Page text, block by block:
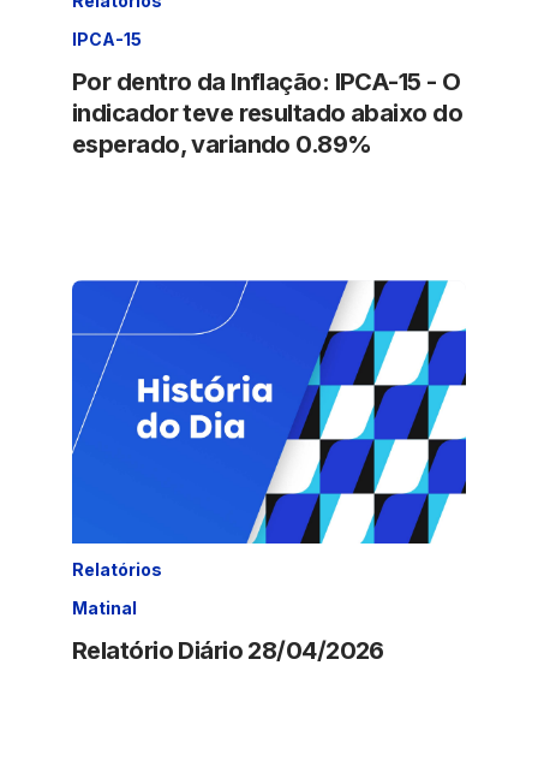
IPCA-15
Por dentro da Inflação: IPCA-15 - O
indicador teve resultado abaixo do
esperado, variando 0.89%
Relatórios
Matinal
Relatório Diário 28/04/2026